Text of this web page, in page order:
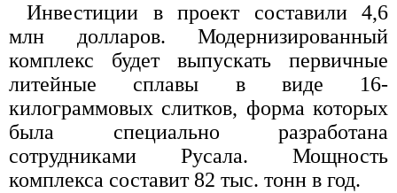
Инвестиции в проект составили 4,6
млн долларов. Модернизированный
комплекс будет выпускать первичные
литейные сплавы в виде 16-
килограммовых слитков, форма которых
была специально разработана
сотрудниками Русала. Мощность
комплекса составит 82 тыс. тонн в год.